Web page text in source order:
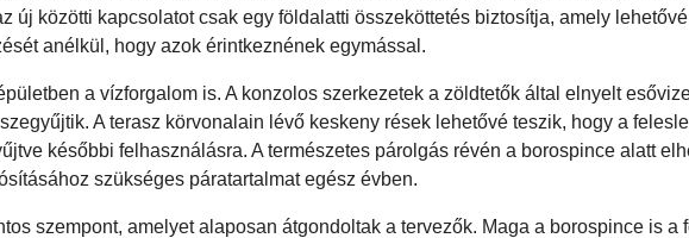
új közötti kapcsolatot csak egy földalatti összeköttetés biztosítja, amely
anélkül, hogy azok érintkeznének egymással.
a vízforgalom is. A konzolos szerkezetek a zöldtetők által elnyelt
A terasz körvonalain lévő keskeny rések lehetővé teszik, hogy a
későbbi felhasználásra. A természetes párolgás révén a borospince alatt
szükséges páratartalmat egész évben.
szempont, amelyet alaposan átgondoltak a tervezők. Maga a borospince is a